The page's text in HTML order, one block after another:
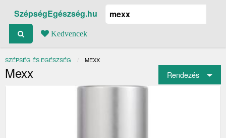
SzépségEgészség.hu
Kedvencek
SZÉPSÉG ÉS EGÉSZSÉG JELENLEGI:
MEXX
Mexx Rendezés